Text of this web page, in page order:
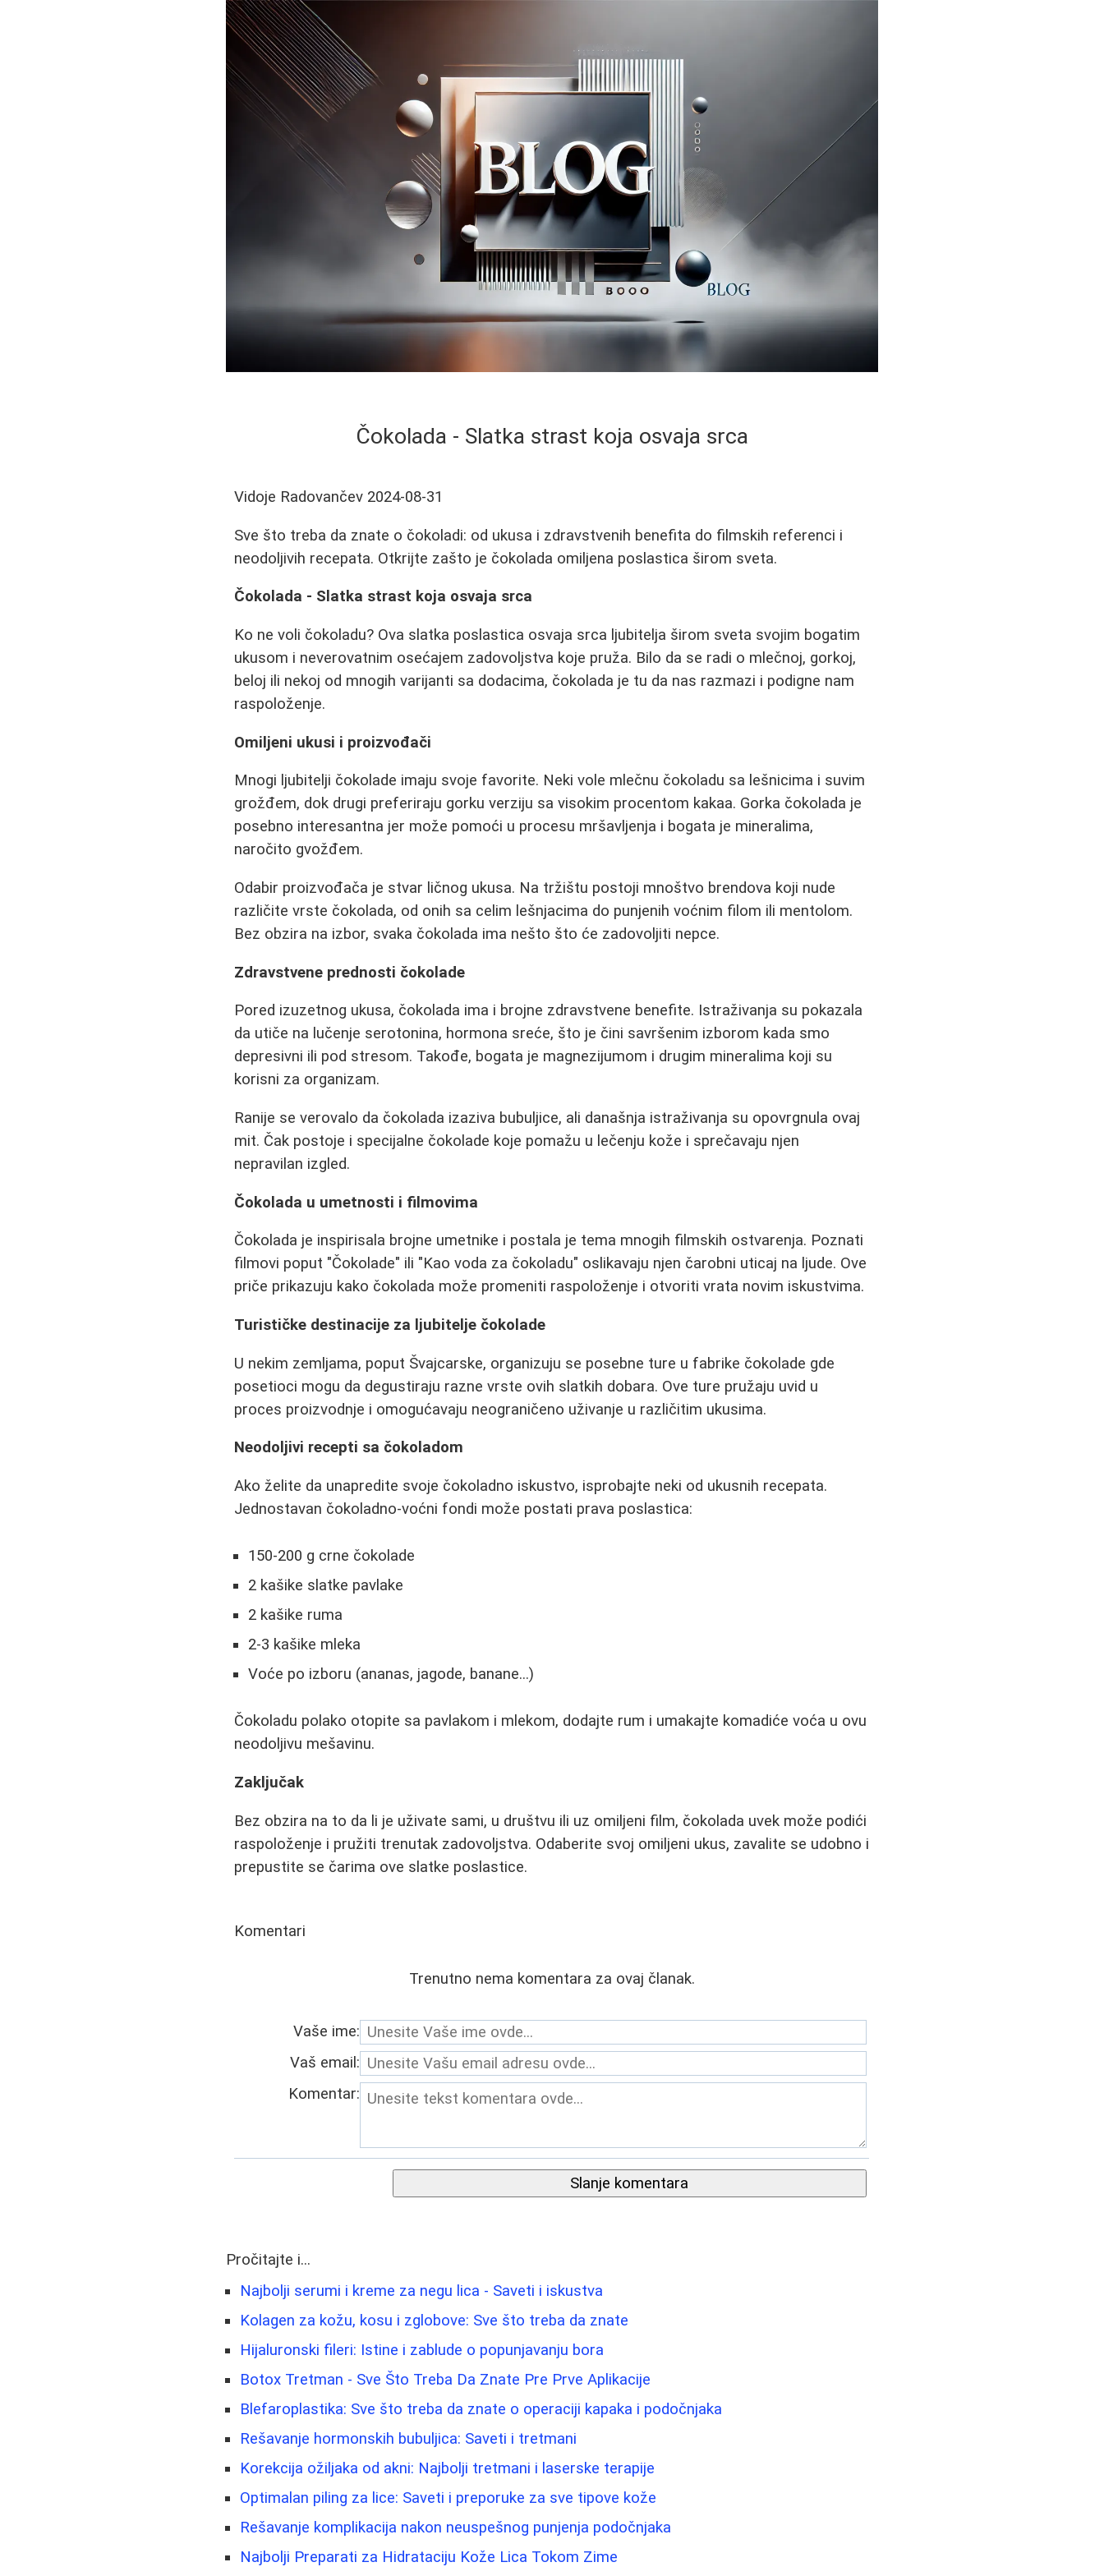
Čokolada - Slatka strast koja osvaja srca
Vidoje Radovančev 2024-08-31
Sve što treba da znate o čokoladi: od ukusa i zdravstvenih benefita do filmskih referenci i
neodoljivih recepata. Otkrijte zašto je čokolada omiljena poslastica širom sveta.
Čokolada - Slatka strast koja osvaja srca
Ko ne voli čokoladu? Ova slatka poslastica osvaja srca ljubitelja širom sveta svojim bogatim
ukusom i neverovatnim osećajem zadovoljstva koje pruža. Bilo da se radi o mlečnoj, gorkoj,
beloj ili nekoj od mnogih varijanti sa dodacima, čokolada je tu da nas razmazi i podigne nam
raspoloženje.
Omiljeni ukusi i proizvođači
Mnogi ljubitelji čokolade imaju svoje favorite. Neki vole mlečnu čokoladu sa lešnicima i suvim
grožđem, dok drugi preferiraju gorku verziju sa visokim procentom kakaa. Gorka čokolada je
posebno interesantna jer može pomoći u procesu mršavljenja i bogata je mineralima,
naročito gvožđem.
Odabir proizvođača je stvar ličnog ukusa. Na tržištu postoji mnoštvo brendova koji nude
različite vrste čokolada, od onih sa celim lešnjacima do punjenih voćnim filom ili mentolom.
Bez obzira na izbor, svaka čokolada ima nešto što će zadovoljiti nepce.
Zdravstvene prednosti čokolade
Pored izuzetnog ukusa, čokolada ima i brojne zdravstvene benefite. Istraživanja su pokazala
da utiče na lučenje serotonina, hormona sreće, što je čini savršenim izborom kada smo
depresivni ili pod stresom. Takođe, bogata je magnezijumom i drugim mineralima koji su
korisni za organizam.
Ranije se verovalo da čokolada izaziva bubuljice, ali današnja istraživanja su opovrgnula ovaj
mit. Čak postoje i specijalne čokolade koje pomažu u lečenju kože i sprečavaju njen
nepravilan izgled.
Čokolada u umetnosti i filmovima
Čokolada je inspirisala brojne umetnike i postala je tema mnogih filmskih ostvarenja. Poznati
filmovi poput "Čokolade" ili "Kao voda za čokoladu" oslikavaju njen čarobni uticaj na ljude. Ove
priče prikazuju kako čokolada može promeniti raspoloženje i otvoriti vrata novim iskustvima.
Turističke destinacije za ljubitelje čokolade
U nekim zemljama, poput Švajcarske, organizuju se posebne ture u fabrike čokolade gde
posetioci mogu da degustiraju razne vrste ovih slatkih dobara. Ove ture pružaju uvid u
proces proizvodnje i omogućavaju neograničeno uživanje u različitim ukusima.
Neodoljivi recepti sa čokoladom
Ako želite da unapredite svoje čokoladno iskustvo, isprobajte neki od ukusnih recepata.
Jednostavan čokoladno-voćni fondi može postati prava poslastica:
150-200 g crne čokolade
2 kašike slatke pavlake
2 kašike ruma
2-3 kašike mleka
Voće po izboru (ananas, jagode, banane...)
Čokoladu polako otopite sa pavlakom i mlekom, dodajte rum i umakajte komadiće voća u ovu
neodoljivu mešavinu.
Zaključak
Bez obzira na to da li je uživate sami, u društvu ili uz omiljeni film, čokolada uvek može podići
raspoloženje i pružiti trenutak zadovoljstva. Odaberite svoj omiljeni ukus, zavalite se udobno i
prepustite se čarima ove slatke poslastice.
Komentari
Trenutno nema komentara za ovaj članak.
Vaše ime:
Vaš email:
Komentar:
Slanje komentara
Pročitajte i...
Najbolji serumi i kreme za negu lica - Saveti i iskustva
Kolagen za kožu, kosu i zglobove: Sve što treba da znate
Hijaluronski fileri: Istine i zablude o popunjavanju bora
Botox Tretman - Sve Što Treba Da Znate Pre Prve Aplikacije
Blefaroplastika: Sve što treba da znate o operaciji kapaka i podočnjaka
Rešavanje hormonskih bubuljica: Saveti i tretmani
Korekcija ožiljaka od akni: Najbolji tretmani i laserske terapije
Optimalan piling za lice: Saveti i preporuke za sve tipove kože
Rešavanje komplikacija nakon neuspešnog punjenja podočnjaka
Najbolji Preparati za Hidrataciju Kože Lica Tokom Zime